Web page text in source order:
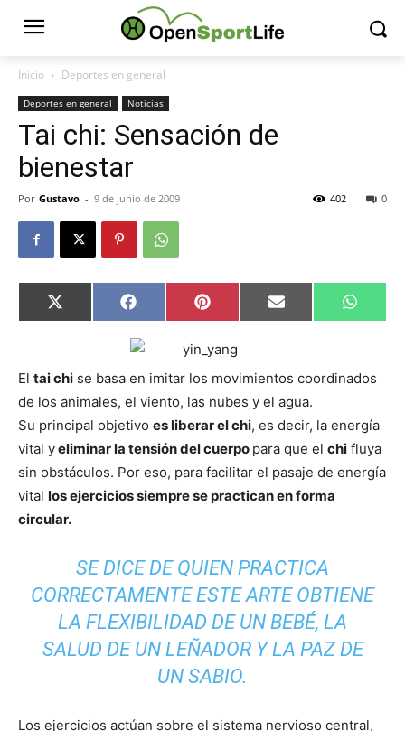
Inicio Deportes en general
Deportes en general Noticias
Tai chi: Sensación de
bienestar
Por Gustavo - 9 de junio de 2009 0
402
Compartir
en
X
(Twitter)
Compartir
en
Facebook Compartir
en
Pinterest Compartir
en
Email
en
El tai chi se basa en imitar los movimientos coordinados
de los animales, el viento, las nubes y el agua.
Su principal objetivo es liberar el chi, es decir, la energía
vital yeliminar la tensión del cuerpo para que el chi fluya
sin obstáculos. Por eso, para facilitar el pasaje de energía
vital los ejercicios siempre se practican en forma
circular.
SE DICE DE QUIEN PRACTICA
CORRECTAMENTE ESTE ARTE OBTIENE
LA FLEXIBILIDAD DE UN BEBÉ, LA
SALUD DE UN LEÑADOR Y LA PAZ DE
UN SABIO.
Los ejercicios actúan sobre el sistema nervioso central,